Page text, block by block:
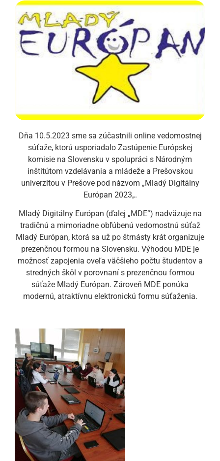
Dňa 10.5.2023 sme sa zúčastnili online vedomostnej
súťaže, ktorú usporiadalo Zastúpenie Európskej
komisie na Slovensku v spolupráci s Národným
inštitútom vzdelávania a mládeže a Prešovskou
univerzitou v Prešove pod názvom „Mladý Digitálny
Európan 2023„.
Mladý Digitálny Európan (ďalej „MDE“) nadväzuje na
tradičnú a mimoriadne obľúbenú vedomostnú súťaž
Mladý Európan, ktorá sa už po štrnásty krát organizuje
prezenčnou formou na Slovensku. Výhodou MDE je
možnosť zapojenia oveľa väčšieho počtu študentov a
stredných škôl v porovnaní s prezenčnou formou
súťaže Mladý Európan. Zároveň MDE ponúka
modernú, atraktívnu elektronickú formu súťaženia.